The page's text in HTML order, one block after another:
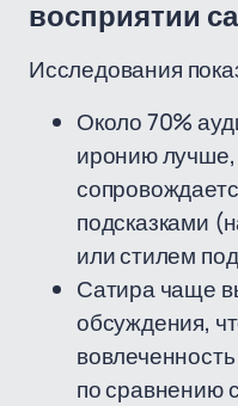
восприятии
Исследования
Около 70%
иронию
подсказками
или стилем
Сатира чаще
обсуждения,
по сравнению